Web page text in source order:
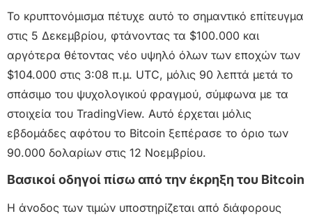
Το κρυπτονόμισμα πέτυχε αυτό το σημαντικό επίτευγμα
στις 5 Δεκεμβρίου, φτάνοντας τα $100.000 και
αργότερα θέτοντας νέο υψηλό όλων των εποχών των
$104.000 στις 3:08 π.μ. UTC, μόλις 90 λεπτά μετά το
σπάσιμο του ψυχολογικού φραγμού, σύμφωνα με τα
στοιχεία του TradingView. Αυτό έρχεται μόλις
εβδομάδες αφότου το Bitcoin ξεπέρασε το όριο των
90.000 δολαρίων στις 12 Νοεμβρίου.
Βασικοί οδηγοί πίσω από την έκρηξη του Bitcoin
Η άνοδος των τιμών υποστηρίζεται από διάφορους